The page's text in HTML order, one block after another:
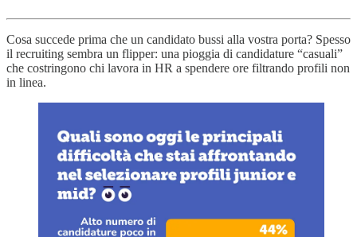
Cosa succede prima che un candidato bussi alla vostra porta? Spesso
il recruiting sembra un flipper: una pioggia di candidature “casuali”
che costringono chi lavora in HR a spendere ore filtrando profili non
in linea.